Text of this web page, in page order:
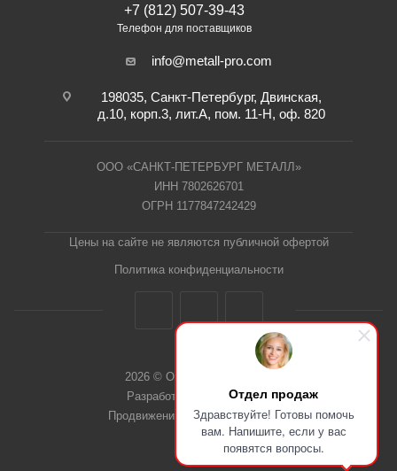
Отдел продаж
Здравствуйте! Готовы помочь
вам. Напишите, если у вас
появятся вопросы.
+7 (812) 507-39-43
Телефон для поставщиков
info@metall-pro.com
198035, Санкт-Петербург, Двинская,
д.10, корп.3, лит.А, пом. 11-Н, оф. 820
ООО «САНКТ-ПЕТЕРБУРГ МЕТАЛЛ»
ИНН 7802626701
ОГРН 1177847242429
Цены на сайте не являются публичной офертой
Политика конфиденциальности
2026 © ООО "СПб Металл"
Разработка сайта Dieztech
Продвижение сайта — Веб-Центр